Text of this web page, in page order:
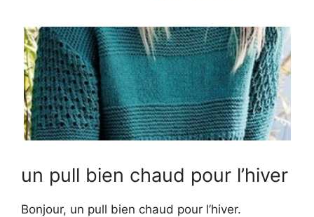
un pull bien chaud pour l’hiver
Bonjour, un pull bien chaud pour l’hiver.